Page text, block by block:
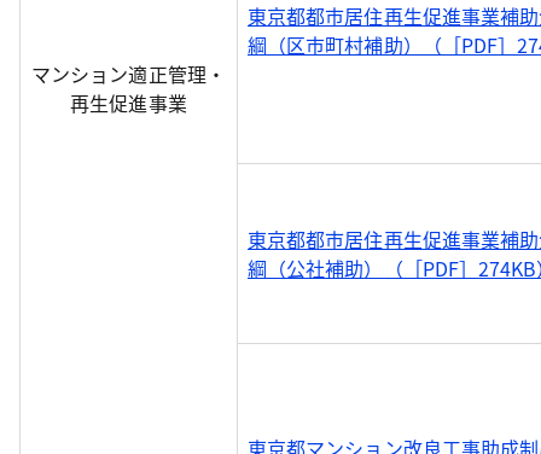
マンション適正管理・
再生促進事業
東京都都市居住再生促進事業補
綱（区市町村補助）（［PDF］
東京都都市居住再生促進事業補
綱（公社補助）（［PDF］
東京都マンション改良工事助成